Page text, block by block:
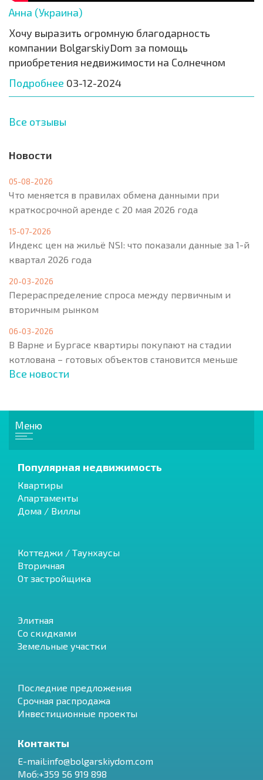
Анна (Украина)
Хочу выразить огромную благодарность
компании BolgarskiyDom за помощь
приобретения недвижимости на Солнечном
Подробнее 03-12-2024
Все отзывы
Новости
05-08-2026
Что меняется в правилах обмена данными при
краткосрочной аренде с 20 мая 2026 года
15-07-2026
Индекс цен на жильё NSI: что показали данные за 1-й
квартал 2026 года
20-03-2026
Перераспределение спроса между первичным и
вторичным рынком
06-03-2026
В Варне и Бургасе квартиры покупают на стадии
котлована – готовых объектов становится меньше
Все новости
Меню
Популярная недвижимость
Квартиры
Апартаменты
Дома / Виллы
Коттеджи / Таунхаусы
Вторичная
От застройщика
Элитная
Со скидками
Земельные участки
Последние предложения
Срочная распродажа
Инвестиционные проекты
Контакты
E-mail:info@bolgarskiydom.com
Моб:+359 56 919 898